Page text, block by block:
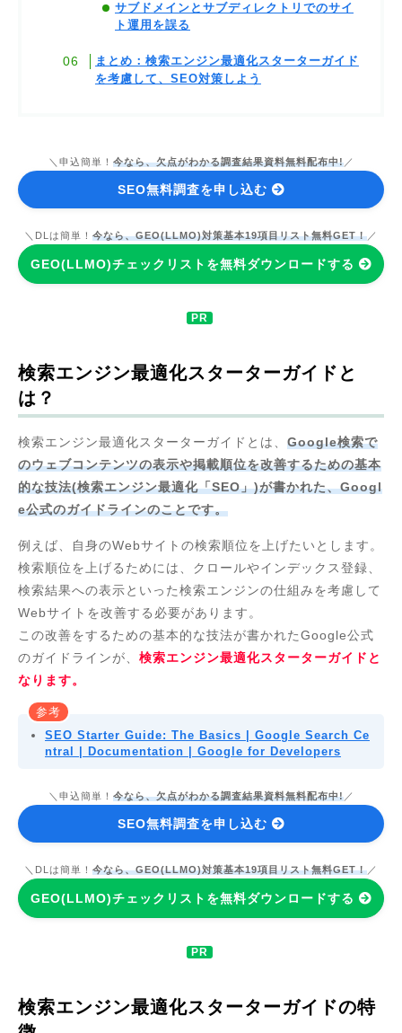
サブドメインとサブディレクトリでのサイ
ト運用を誤る
まとめ：検索エンジン最適化スターターガイド
を考慮して、SEO対策しよう
＼申込簡単！ 今なら、欠点がわかる調査結果資料無料配布中!／
SEO無料調査を申し込む
＼DLは簡単！ 今なら、GEO(LLMO)対策基本19項目リスト無料GET！ ／
GEO(LLMO)チェックリストを無料ダウンロードする
検索エンジン最適化スターターガイドと
は？
検索エンジン最適化スターターガイドとは、 Google検索で
のウェブコンテンツの表示や掲載順位を改善するための基本
的な技法(検索エンジン最適化「SEO」)が書かれた、Googl
e公式のガイドラインのことです。
例えば、自身のWebサイトの検索順位を上げたいとします。
検索順位を上げるためには、クロールやインデックス登録、
検索結果への表示といった検索エンジンの仕組みを考慮して
Webサイトを改善する必要があります。
この改善をするための基本的な技法が書かれたGoogle公式
のガイドラインが、 検索エンジン最適化スターターガイドと
なります。
参考
SEO Starter Guide: The Basics | Google Search Ce
ntral | Documentation | Google for Developers
＼申込簡単！ 今なら、欠点がわかる調査結果資料無料配布中!／
SEO無料調査を申し込む
＼DLは簡単！ 今なら、GEO(LLMO)対策基本19項目リスト無料GET！ ／
GEO(LLMO)チェックリストを無料ダウンロードする
検索エンジン最適化スターターガイドの特